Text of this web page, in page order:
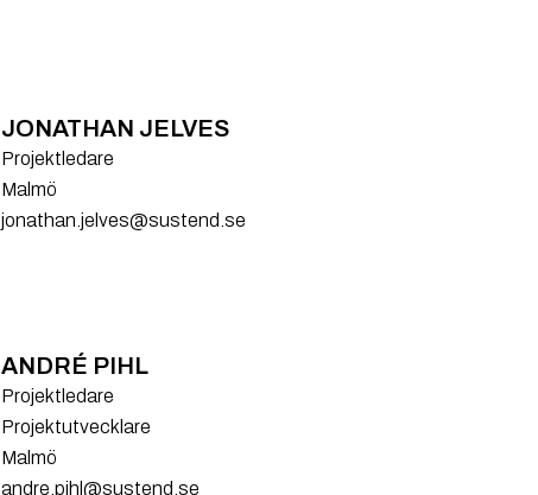
JONATHAN JELVES
Projektledare
Malmö
jonathan.jelves@sustend.se
ANDRÉ PIHL
Projektledare
Projektutvecklare
Malmö
andre.pihl@sustend.se